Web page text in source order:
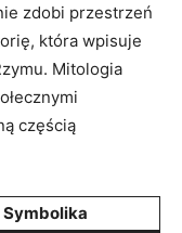
zdobi przestrzeń
która wpisuje
Mitologia
częścią
Symbolika